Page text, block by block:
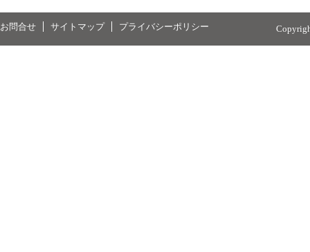
お問合せ サイトマップ プライバシーポリシー